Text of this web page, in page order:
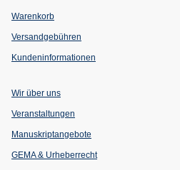
Warenkorb
Versandgebühren
Kundeninformationen
Wir über uns
Veranstaltungen
einem
Tab)
Manuskriptangebote
GEMA & Urheberrecht